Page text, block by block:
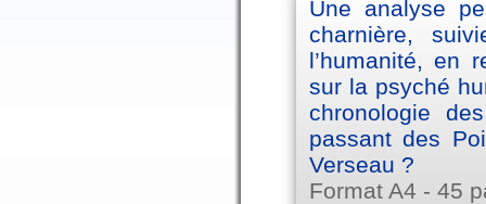
Une analyse
charnière,
l’humanité, en
sur la psyché
chronologie
passant des
Verseau ?
Format A4 - 45